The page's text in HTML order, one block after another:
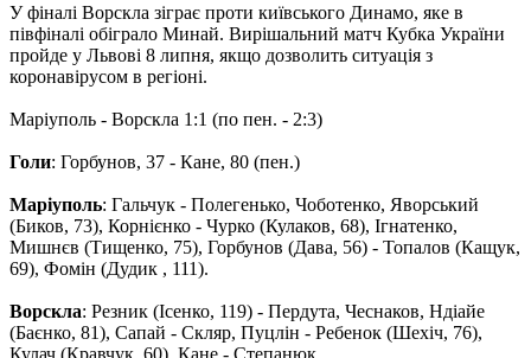
У фіналі Ворскла зіграє проти київського Динамо, яке в
півфіналі обіграло Минай. Вирішальний матч Кубка України
пройде у Львові 8 липня, якщо дозволить ситуація з
коронавірусом в регіоні.
Маріуполь - Ворскла 1:1 (по пен. - 2:3)
Голи: Горбунов, 37 - Кане, 80 (пен.)
Маріуполь: Гальчук - Полегенько, Чоботенко, Яворський
(Биков, 73), Корнієнко - Чурко (Кулаков, 68), Ігнатенко,
Мишнєв (Тищенко, 75), Горбунов (Дава, 56) - Топалов (Кащук,
69), Фомін (Дудик , 111).
Ворскла: Резник (Ісенко, 119) - Пердута, Чеснаков, Ндіайе
(Баєнко, 81), Сапай - Скляр, Пуцлін - Ребенок (Шехіч, 76),
Кулач (Кравчук, 60), Кане - Степанюк.